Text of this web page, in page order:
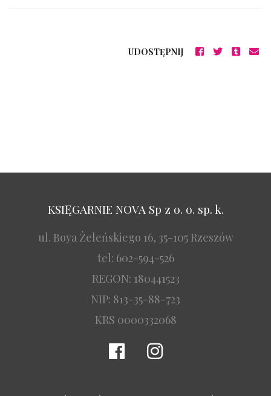
UDOSTĘPNIJ
KSIĘGARNIE NOVA Sp z o. o. sp. k.
ul. Boya Żeleńskiego 16, 35-105 Rzeszów
tel: 602-594-526
REGON: 180441523
NIP: 813-35-88-723
KRS 0000332068